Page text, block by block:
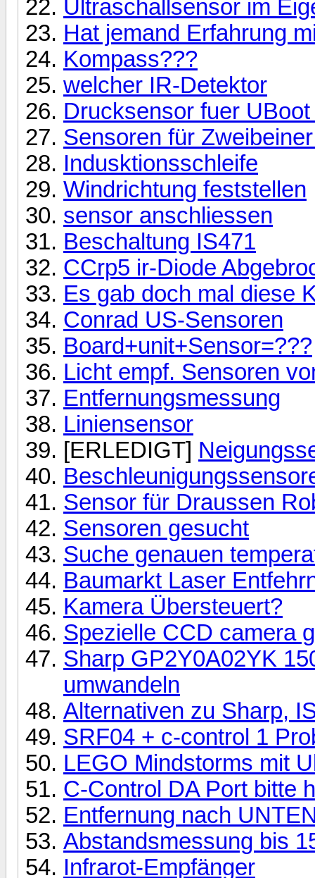
Ultraschallsensor im
Hat jemand Erfahrung
Kompass???
welcher IR-Detektor
Drucksensor fuer
Sensoren für
Indusktionsschleife
Windrichtung feststellen
sensor anschliessen
Beschaltung IS471
CCrp5 ir-Diode
Es gab doch mal diese
Conrad US-Sensoren
Board+unit+Sensor=???
Licht empf. Sensoren
Entfernungsmessung
Liniensensor
[ERLEDIGT]
Sensor für Draussen
Sensoren gesucht
Suche genauen
Baumarkt Laser
Kamera Übersteuert?
Spezielle CCD camera
Sharp GP2Y0A02YK
umwandeln
Alternativen zu Sharp,
SRF04 + c-control 1
LEGO Mindstorms mit
C-Control DA Port bitte
Entfernung nach
Abstandsmessung bis
Infrarot-Empfänger